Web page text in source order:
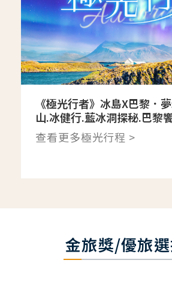
《極光行者》冰島X巴黎．
山.冰健行.藍冰洞探秘.巴黎
查看更多極光行程 >
金旅獎/優旅